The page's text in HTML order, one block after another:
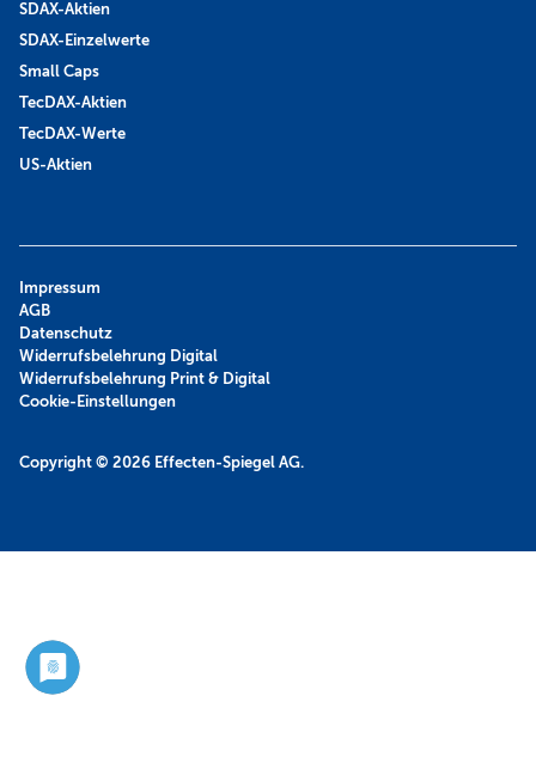
SDAX-Aktien
SDAX-Einzelwerte
Small Caps
TecDAX-Aktien
TecDAX-Werte
US-Aktien
Copyright © 2026 Effecten-Spiegel AG.
Impressum
AGB
Datenschutz
Widerrufsbelehrung Digital
Widerrufsbelehrung Print & Digital
Cookie-Einstellungen